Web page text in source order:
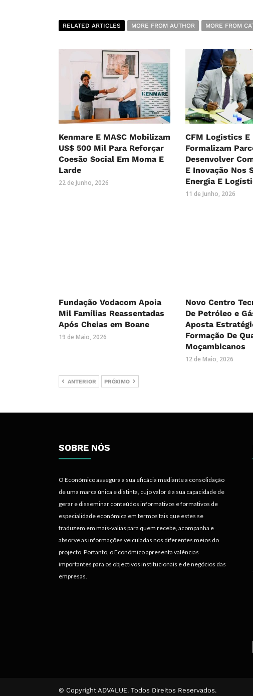
RELATED ARTICLES MORE FROM AUTHOR MORE FROM
Kenmare E MASC Mobilizam
US$ 500 Mil Para Reforçar
Coesão Social Em Moma E
Larde
22 de Junho, 2026
CFM Logistics E
Formalizam
Desenvolver
E Inovação Nos
Energia E
11 de Junho, 2026
Fundação Vodacom Apoia
Mil Famílias Reassentadas
Após Cheias em Boane
19 de Maio, 2026
Novo Centro
De Petróleo e
Aposta
Formação De
Moçambicanos
12 de Maio, 2026
ANTERIOR PRÓXIMO
SOBRE NÓS
O Económico assegura a sua eficácia mediante a consolidação
de uma marca única e distinta, cujo valor é a sua capacidade de
gerar e disseminar conteúdos informativos e formativos de
especialidade económica em termos tais que estes se
traduzem em mais-valias para quem recebe, acompanha e
absorve as informações veiculadas nos diferentes meios do
projecto. Portanto, o Económico apresenta valências
importantes para os objectivos institucionais e de negócios das
empresas.
© Copyright ADVALUE. Todos Direitos Reservados.